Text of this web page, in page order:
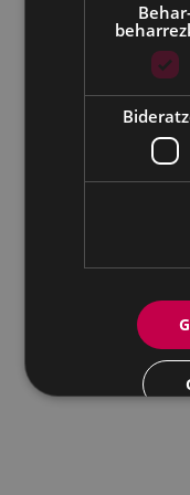
Eibarko
Andretxea: 943
IFZ: